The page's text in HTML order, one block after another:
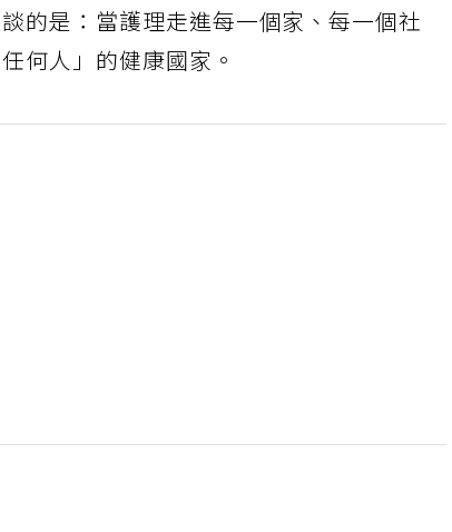
的是：當護理走進每一個家、每一個社
何人」的健康國家。